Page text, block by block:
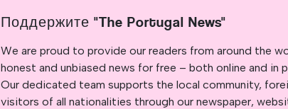
Поддержите "The Portugal News"
We are proud to provide our readers from around the
honest and unbiased news for free – both online and in
Our dedicated team supports the local community,
visitors of all nationalities through our newspaper,